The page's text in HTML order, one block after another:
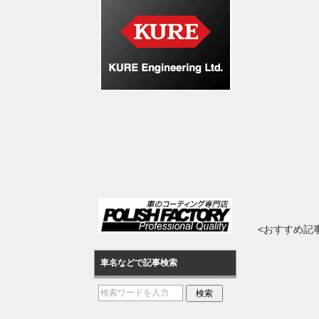
<おすすめ記
車名などで記事検索